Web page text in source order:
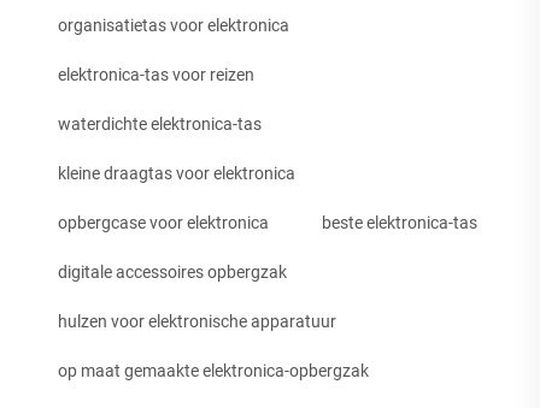
organisatietas voor elektronica
elektronica-tas voor reizen
waterdichte elektronica-tas
kleine draagtas voor elektronica
opbergcase voor elektronica beste elektronica-tas
digitale accessoires opbergzak
hulzen voor elektronische apparatuur
op maat gemaakte elektronica-opbergzak